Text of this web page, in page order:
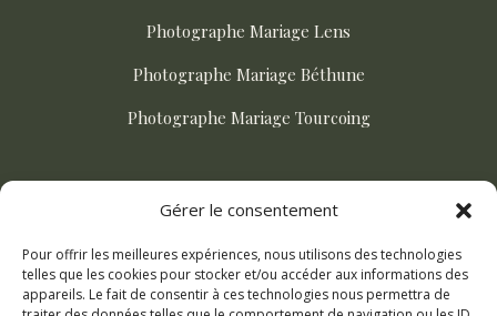
Gérer le consentement
Pour offrir les meilleures expériences, nous utilisons des technologies
telles que les cookies pour stocker et/ou accéder aux informations des
appareils. Le fait de consentir à ces technologies nous permettra de
Photographe Mariage Lens
Photographe Mariage Béthune
Photographe Mariage Tourcoing
ACTUALITÉS
Comment choisir son photographe de mariage ?
Mariage champetre dans le Nord : le guide complet